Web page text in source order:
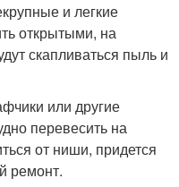
и легкие
открытыми, на
скапливаться пыль и
или другие
перевесить на
от ниши, придется
ремонт.